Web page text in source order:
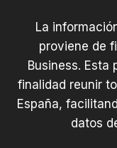
La
proviene de
Business.
finalidad reunir
España,
datos